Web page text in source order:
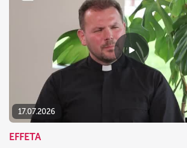
17.07.2026
EFFETA